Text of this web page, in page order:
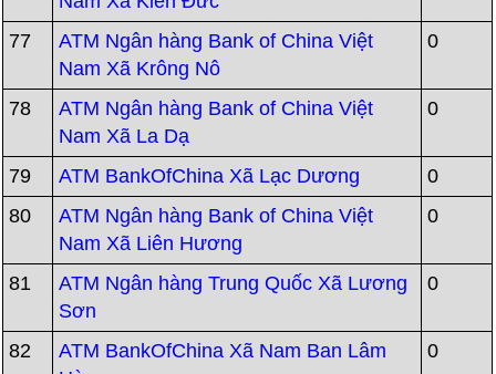
77
ATM Ngân hàng Bank of China Việt
Nam Xã Krông Nô
0
78
ATM Ngân hàng Bank of China Việt
Nam Xã La Dạ
0
79 ATM BankOfChina Xã Lạc Dương
0
80
ATM Ngân hàng Bank of China Việt
Nam Xã Liên Hương
0
81
ATM Ngân hàng Trung Quốc Xã Lương
Sơn
0
82
ATM BankOfChina Xã Nam Ban Lâm
0